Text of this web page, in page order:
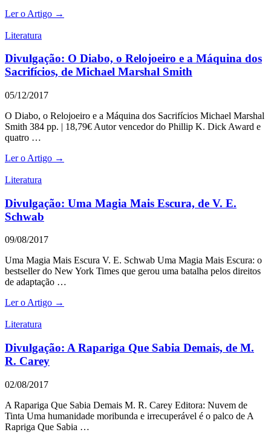
Ler o Artigo →
Literatura
Divulgação: O Diabo, o Relojoeiro e a Máquina dos
Sacrifícios, de Michael Marshal Smith
05/12/2017
O Diabo, o Relojoeiro e a Máquina dos Sacrifícios Michael Marshal
Smith 384 pp. | 18,79€ Autor vencedor do Phillip K. Dick Award e
quatro …
Ler o Artigo →
Literatura
Divulgação: Uma Magia Mais Escura, de V. E.
Schwab
09/08/2017
Uma Magia Mais Escura V. E. Schwab Uma Magia Mais Escura: o
bestseller do New York Times que gerou uma batalha pelos direitos
de adaptação …
Ler o Artigo →
Literatura
Divulgação: A Rapariga Que Sabia Demais, de M.
R. Carey
02/08/2017
A Rapariga Que Sabia Demais M. R. Carey Editora: Nuvem de
Tinta Uma humanidade moribunda e irrecuperável é o palco de A
Rapriga Que Sabia …